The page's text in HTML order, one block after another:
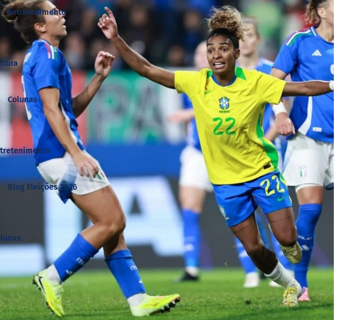
Entretenimento
Colunas
Blog Eleições 2026